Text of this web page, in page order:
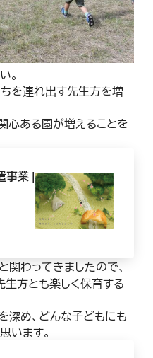
。
を連れ出す先生方を増
心ある園が増えることを
事業 |
わってきましたので、
生方とも楽しく保育する
深め、どんな子どもにも
います。